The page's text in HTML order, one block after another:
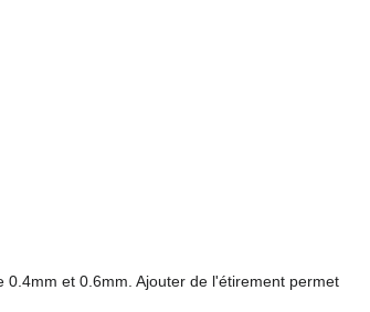
et 0.6mm. Ajouter de l'étirement permet